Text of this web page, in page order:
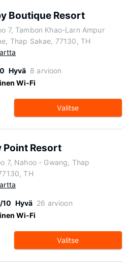
Boutique Resort
7, Tambon Khao-Larn Ampur
Thap Sakae, 77130, TH
Hyvä 8 arvioon
Wi-Fi
Valitse
Point Resort
7, Nahoo - Gwang, Thap
TH
10 Hyvä 26 arvioon
Wi-Fi
Valitse